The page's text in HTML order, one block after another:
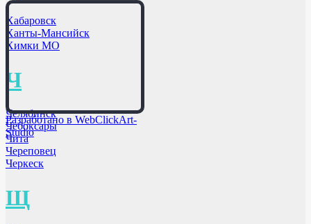
Хабаровск
Ханты-Мансийск
Химки МО
Ч
Челябинск
Чебоксары
Чита
Череповец
Черкеск
Щ
Разработано в WebClickArt-
Studio